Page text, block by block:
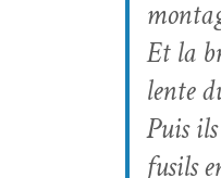
Et la
lente
Puis
fusils